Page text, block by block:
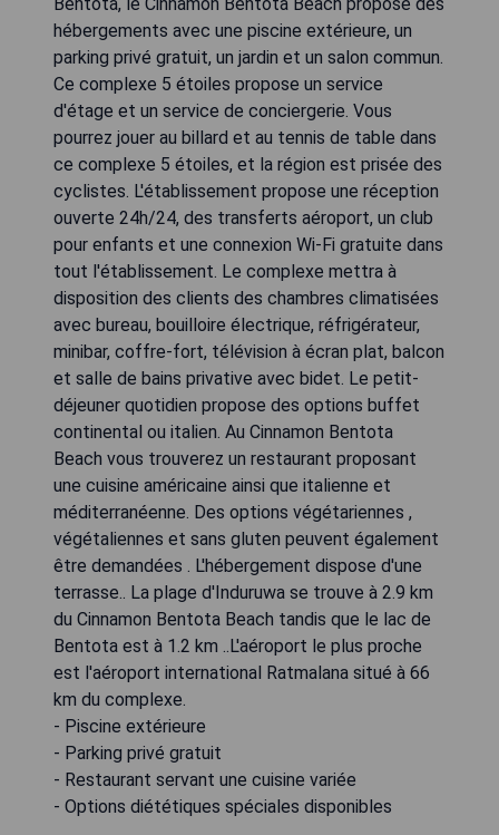
hébergements avec une piscine extérieure, un
parking privé gratuit, un jardin et un salon commun.
Ce complexe 5 étoiles propose un service
d'étage et un service de conciergerie. Vous
pourrez jouer au billard et au tennis de table dans
ce complexe 5 étoiles, et la région est prisée des
cyclistes. L'établissement propose une réception
ouverte 24h/24, des transferts aéroport, un club
pour enfants et une connexion Wi-Fi gratuite dans
tout l'établissement. Le complexe mettra à
disposition des clients des chambres climatisées
avec bureau, bouilloire électrique, réfrigérateur,
minibar, coffre-fort, télévision à écran plat, balcon
et salle de bains privative avec bidet. Le petit-
déjeuner quotidien propose des options buffet
continental ou italien. Au Cinnamon Bentota
Beach vous trouverez un restaurant proposant
une cuisine américaine ainsi que italienne et
méditerranéenne. Des options végétariennes ,
végétaliennes et sans gluten peuvent également
être demandées . L'hébergement dispose d'une
terrasse.. La plage d'Induruwa se trouve à 2.9 km
du Cinnamon Bentota Beach tandis que le lac de
Bentota est à 1.2 km ..L'aéroport le plus proche
est l'aéroport international Ratmalana situé à 66
km du complexe.
- Piscine extérieure
- Parking privé gratuit
- Restaurant servant une cuisine variée
- Options diététiques spéciales disponibles